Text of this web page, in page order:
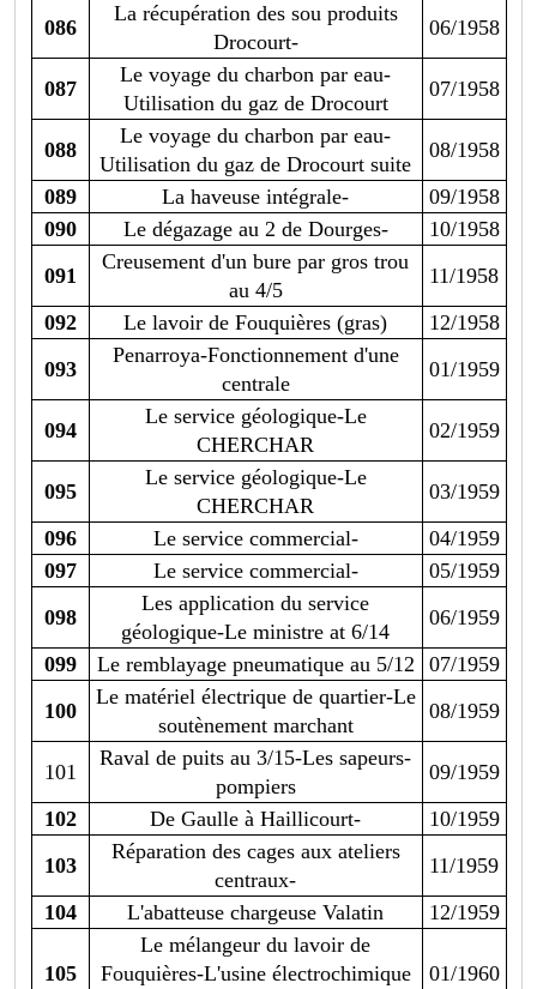
086
La récupération des sou produits
Drocourt-
06/1958
087
Le voyage du charbon par eau-
Utilisation du gaz de Drocourt
07/1958
088
Le voyage du charbon par eau-
Utilisation du gaz de Drocourt suite
08/1958
089
La haveuse intégrale-
09/1958
090
Le dégazage au 2 de Dourges-
10/1958
091
Creusement d'un bure par gros trou
au 4/5
11/1958
092
Le lavoir de Fouquières (gras)
12/1958
093
Penarroya-Fonctionnement d'une
centrale
01/1959
094
Le service géologique-Le
CHERCHAR
02/1959
095
Le service géologique-Le
CHERCHAR
03/1959
096
Le service commercial-
04/1959
097
Le service commercial-
05/1959
098
Les application du service
géologique-Le ministre at 6/14
06/1959
099
Le remblayage pneumatique au 5/12
07/1959
100
Le matériel électrique de quartier-Le
soutènement marchant
08/1959
101
Raval de puits au 3/15-Les sapeurs-
pompiers
09/1959
102
De Gaulle à Haillicourt-
10/1959
103
Réparation des cages aux ateliers
centraux-
11/1959
104
L'abatteuse chargeuse Valatin 12/1959
105
Le mélangeur du lavoir de
Fouquières-L'usine électrochimique
01/1960